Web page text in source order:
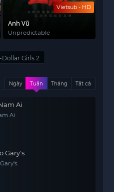
Vietsub - HD
Anh Vũ
Unpredictable
Girls 2
Ngày Tuần Tháng Tất cả
Ai
Ai
Gary's